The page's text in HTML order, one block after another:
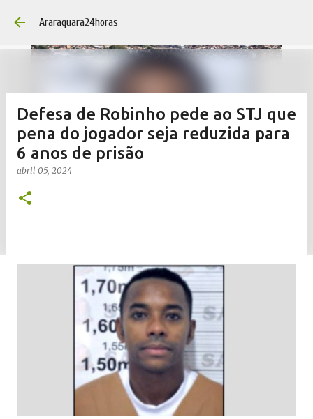
Araraquara24horas
Defesa de Robinho pede ao STJ que
pena do jogador seja reduzida para
6 anos de prisão
abril 05, 2024